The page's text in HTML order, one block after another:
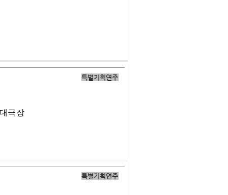
특별기획연주
극장
특별기획연주